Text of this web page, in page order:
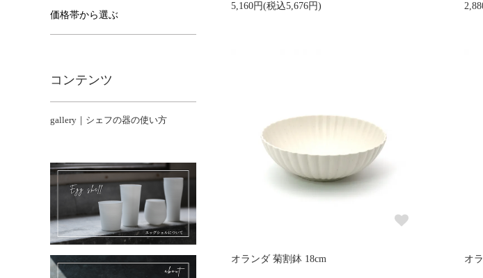
5,160円(税込5,676円)
オランダ 菊割鉢 18cm オ
価格帯から選ぶ
コンテンツ
gallery｜シェフの器の使い方